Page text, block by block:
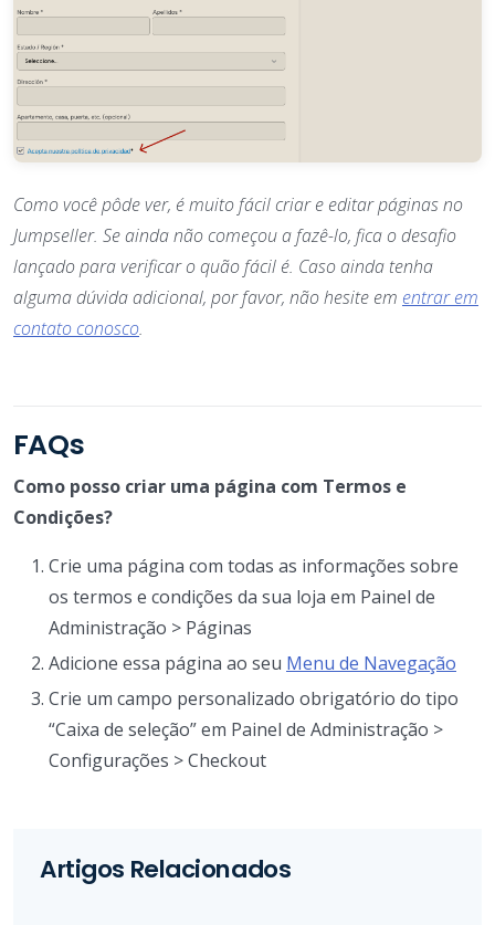
Como você pôde ver, é muito fácil criar e editar páginas no
Jumpseller. Se ainda não começou a fazê-lo, fica o desafio
lançado para verificar o quão fácil é. Caso ainda tenha
alguma dúvida adicional, por favor, não hesite em entrar em
contato conosco.
FAQs
Como posso criar uma página com Termos e
Condições?
Crie uma página com todas as informações sobre
os termos e condições da sua loja em Painel de
Administração > Páginas
Adicione essa página ao seu Menu de Navegação
Crie um campo personalizado obrigatório do tipo
“Caixa de seleção” em Painel de Administração >
Configurações > Checkout
Artigos Relacionados